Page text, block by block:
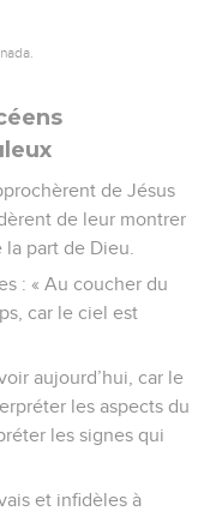
de Jésus
de leur montrer
part de Dieu.
: « Au coucher du
car le ciel est
aujourd’hui, car le
les aspects du
les signes qui
et infidèles à